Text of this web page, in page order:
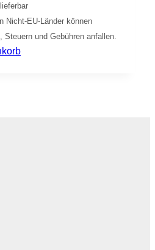
Nicht-EU-Länder können
und Gebühren anfallen.